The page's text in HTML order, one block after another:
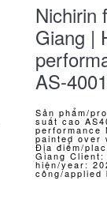
Nichirin
Giang |
AS-
Sản phẩm/
suất cao
performance
painted over
Địa điểm/
Giang
hiện/year:
công/applied